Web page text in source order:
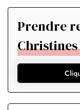
Prendre
Christines